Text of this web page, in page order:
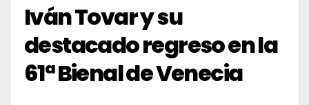
Iván Tovar y su
destacado regreso en la
61ª Bienal de Venecia